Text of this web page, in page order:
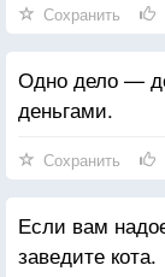
Сохранить
Одно дело —
деньгами.
Сохранить
Если вам
заведите кота.